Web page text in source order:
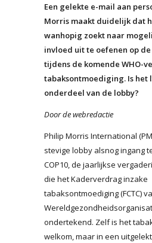
Een gelekte e-mail aan
Morris maakt duidelijk dat
wanhopig zoekt naar
invloed uit te oefenen op
tijdens de komende WHO-
tabaksontmoediging. Is het
onderdeel van de lobby?
Door de webredactie
Philip Morris International
stevige lobby alsnog ingang
COP10, de jaarlijkse
die het Kaderverdrag inzake
tabaksontmoediging (FCTC)
ondertekend. Zelf is het
welkom, maar in een